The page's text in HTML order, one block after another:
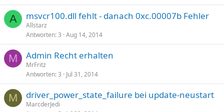
A msvcr100.dll fehlt - danach 0xc.00007b Fehler
Allstarz
Antworten 3 Aug 14, 2014
M Admin Recht erhalten
MrFritz
Antworten 3 Jul 31, 2014
M driver_power_state_failure bei update-neustart
MarcderJedi